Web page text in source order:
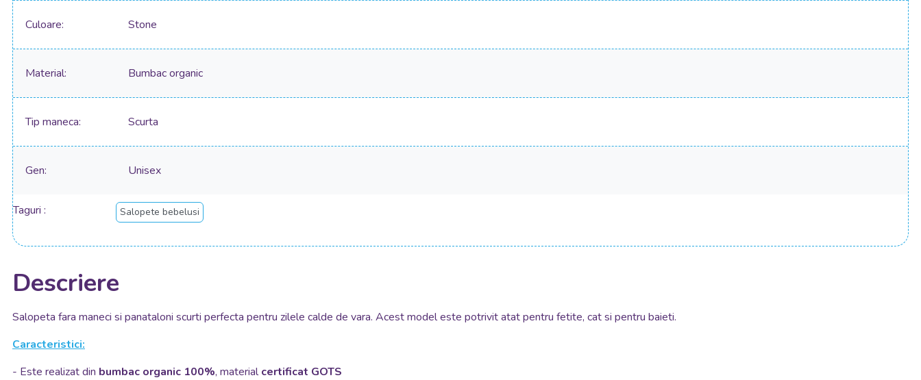
Culoare Stone
Material Bumbac organic
Tip maneca Scurta
Gen Unisex
Taguri Salopete bebelusi
Descriere
Salopeta fara maneci si panataloni scurti perfecta pentru zilele calde de vara. Acest model este potrivit atat pentru fetite, cat si pentru baieti.
Caracteristici:
- Este realizat din bumbac organic 100%, material certificat GOTS